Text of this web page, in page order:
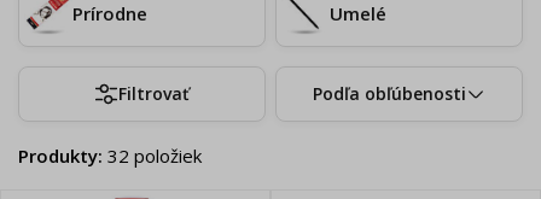
Prírodne Umelé
Filtrovať Podľa obľúbenosti
Produkty: 32 položiek